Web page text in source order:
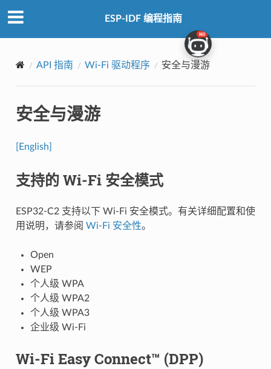
ESP-IDF 编程指南
API 指南 Wi-Fi 驱动程序 安全与漫游
安全与漫游
[English]
支持的 Wi-Fi 安全模式
ESP32-C2 支持以下 Wi-Fi 安全模式。有关详细配置和使
用说明，请参阅 Wi-Fi 安全性。
Open
WEP
个人级 WPA
个人级 WPA2
个人级 WPA3
企业级 Wi-Fi
Wi-Fi Easy Connect™ (DPP)